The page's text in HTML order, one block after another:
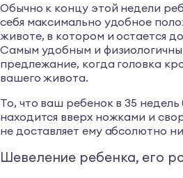
Обычно к концу этой недели
себя максимально удобное
животе, в котором и остается
Самым удобным и
предлежание, когда головка
вашего живота.
То, что ваш ребенок в 35
находится вверх ножками и
не доставляет ему абсолютно
Шевеление ребенка, его